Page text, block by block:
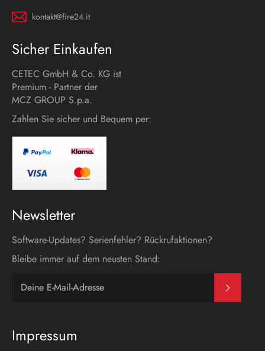
kontakt@fire24.it
Sicher Einkaufen
CETEC GmbH & Co. KG ist
Premium - Partner der
MCZ GROUP S.p.a.
Zahlen Sie sicher und Bequem per:
Newsletter
Software-Updates? Serienfehler? Rückrufaktionen?
Bleibe immer auf dem neusten Stand:
Impressum